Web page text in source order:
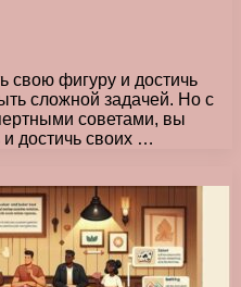
свою фигуру и достичь
сложной задачей. Но с
советами, вы
достичь своих …